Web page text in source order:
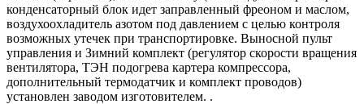
конденсаторный блок идет заправленный фреоном и маслом,
воздухоохладитель азотом под давлением с целью контроля
возможных утечек при транспортировке. Выносной пульт
управления и Зимний комплект (регулятор скорости вращения
вентилятора, ТЭН подогрева картера компрессора,
дополнительный термодатчик и комплект проводов)
установлен заводом изготовителем. .